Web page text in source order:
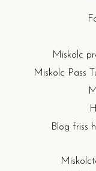
Miskolc
Miskolc Pass
Blog friss